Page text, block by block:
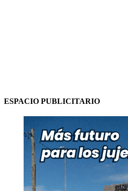
ESPACIO PUBLICITARIO